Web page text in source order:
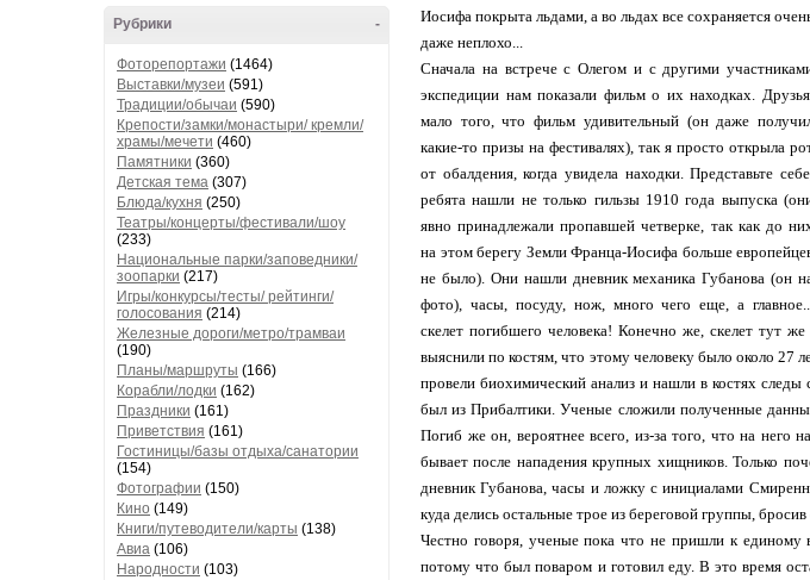
-
Рубрики
Фоторепортажи (1464)
Выставки/музеи (591)
Традиции/обычаи (590)
Крепости/замки/монастыри/ кремли/
храмы/мечети (460)
Памятники (360)
Детская тема (307)
Блюда/кухня (250)
Театры/концерты/фестивали/шоу
(233)
Национальные парки/заповедники/
зоопарки (217)
Игры/конкурсы/тесты/ рейтинги/
голосования (214)
Железные дороги/метро/трамваи
(190)
Планы/маршруты (166)
Корабли/лодки (162)
Праздники (161)
Приветствия (161)
Гостиницы/базы отдыха/санатории
(154)
Фотографии (150)
Кино (149)
Книги/путеводители/карты (138)
Авиа (106)
Народности (103)
Иосифа покрыта льдами, а во льдах все сохраняется
даже неплохо...
Сначала на встрече с Олегом и с другими
экспедиции нам показали фильм о их находках.
мало того, что фильм удивительный (он даже
какие-то призы на фестивалях), так я просто открыла
от обалдения, когда увидела находки. Представьте
ребята нашли не только гильзы 1910 года выпуска
явно принадлежали пропавшей четверке, так как до
на этом берегу Земли Франца-Иосифа больше
не было). Они нашли дневник механика Губанова (он
фото), часы, посуду, нож, много чего еще, а
скелет погибшего человека! Конечно же, скелет тут
выяснили по костям, что этому человеку было около 27
провели биохимический анализ и нашли в костях следы
был из Прибалтики. Ученые сложили полученные
Погиб же он, вероятнее всего, из-за того, что на него
бывает после нападения крупных хищников. Только
дневник Губанова, часы и ложку с инициалами
куда делись остальные трое из береговой группы,
Честно говоря, ученые пока что не пришли к единому
потому что был поваром и готовил еду. В это время